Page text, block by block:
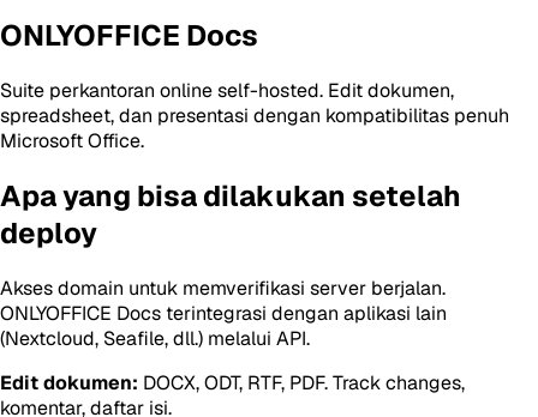
ONLYOFFICE Docs
Suite perkantoran online self-hosted. Edit dokumen,
spreadsheet, dan presentasi dengan kompatibilitas penuh
Microsoft Office.
Apa yang bisa dilakukan setelah
deploy
Akses domain untuk memverifikasi server berjalan.
ONLYOFFICE Docs terintegrasi dengan aplikasi lain
(Nextcloud, Seafile, dll.) melalui API.
Edit dokumen: DOCX, ODT, RTF, PDF. Track changes,
komentar, daftar isi.